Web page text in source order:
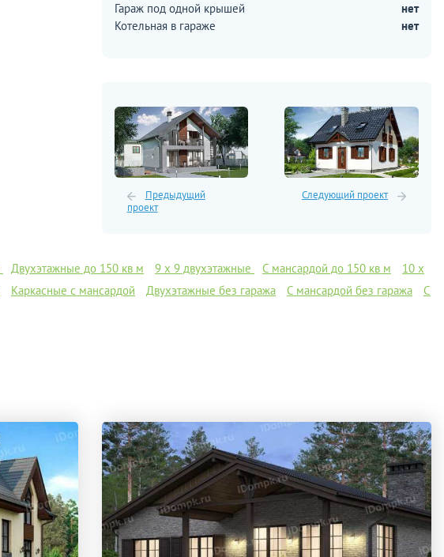
Гараж под одной крышей
нет
Котельная в гараже
нет
Предыдущий
проект
Следующий проект
Двухэтажные до 150 кв м 9 х 9 двухэтажные С мансардой до 150 кв м
10 х
Каркасные с мансардой Двухэтажные без гаража С мансардой без гаража
С